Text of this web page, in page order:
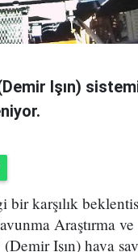
Işın)
karşılık
Araştırma
Işın) hava